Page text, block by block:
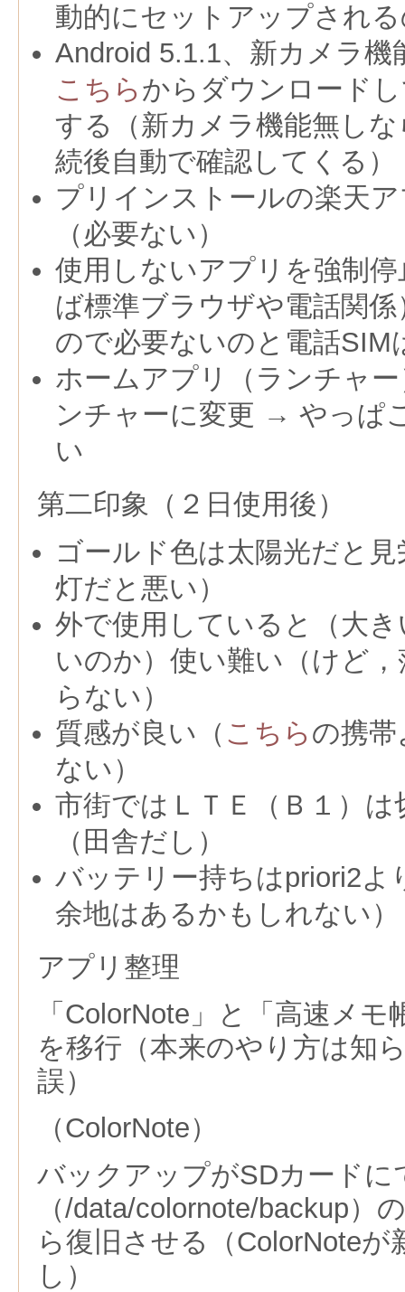
動的にセットアップされ
Android 5.1.1、新カメラ
こちら からダウンロード
する（新カメラ機能無し
続後自動で確認してくる）
プリインストールの楽天
（必要ない）
使用しないアプリを強制
ば標準ブラウザや電話関
ので必要ないのと電話SIM
ホームアプリ（ランチャ
ンチャーに変更 → やっぱ
い
第二印象（２日使用後）
ゴールド色は太陽光だと
灯だと悪い）
外で使用していると（大
いのか）使い難い（けど
らない）
質感が良い（ こちら の携
ない）
市街ではＬＴＥ（Ｂ１）
（田舎だし）
バッテリー持ちはpriori2よ
余地はあるかもしれない）
アプリ整理
「ColorNote」と「高速メ
を移行（本来のやり方は知
誤）
（ColorNote）
バックアップがSDカードに
（/data/colornote/backup）
ら復旧させる（ColorNoteが
し）